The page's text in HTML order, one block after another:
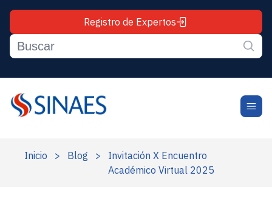
Registro de Expertos
Inicio > Blog >
Invitación X Encuentro
Académico Virtual 2025